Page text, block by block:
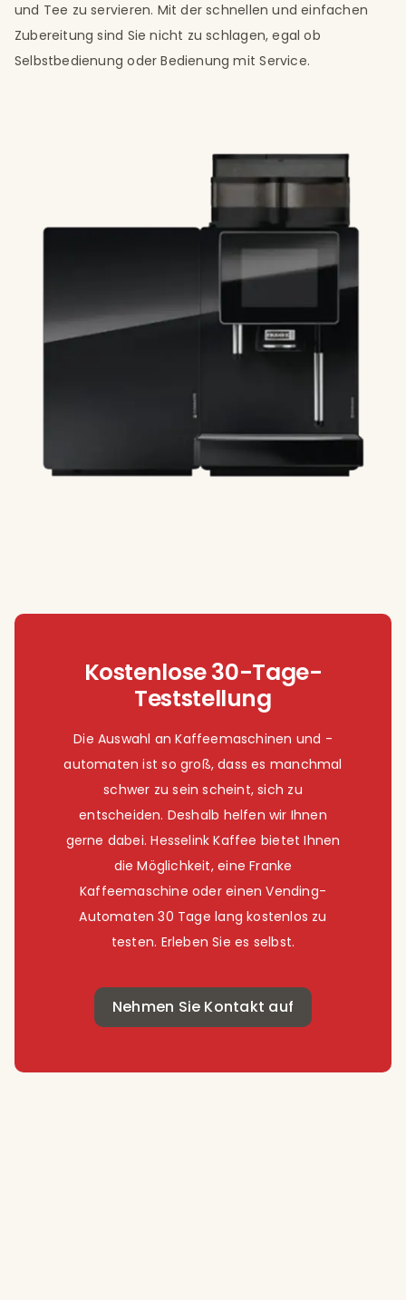
und Tee zu servieren. Mit der schnellen und einfachen
Zubereitung sind Sie nicht zu schlagen, egal ob
Selbstbedienung oder Bedienung mit Service.
Kostenlose 30-Tage-
Teststellung
Die Auswahl an Kaffeemaschinen und -
automaten ist so groß, dass es manchmal
schwer zu sein scheint, sich zu
entscheiden. Deshalb helfen wir Ihnen
gerne dabei. Hesselink Kaffee bietet Ihnen
die Möglichkeit, eine Franke
Kaffeemaschine oder einen Vending-
Automaten 30 Tage lang kostenlos zu
testen. Erleben Sie es selbst.
Nehmen Sie Kontakt auf